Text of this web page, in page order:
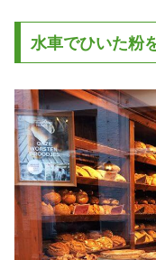
水車でひいた粉